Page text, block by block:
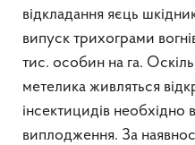
відкладання яєць
випуск трихограми
тис. особин на га.
метелика живляться
інсектицидів необхідно
виплодження. За